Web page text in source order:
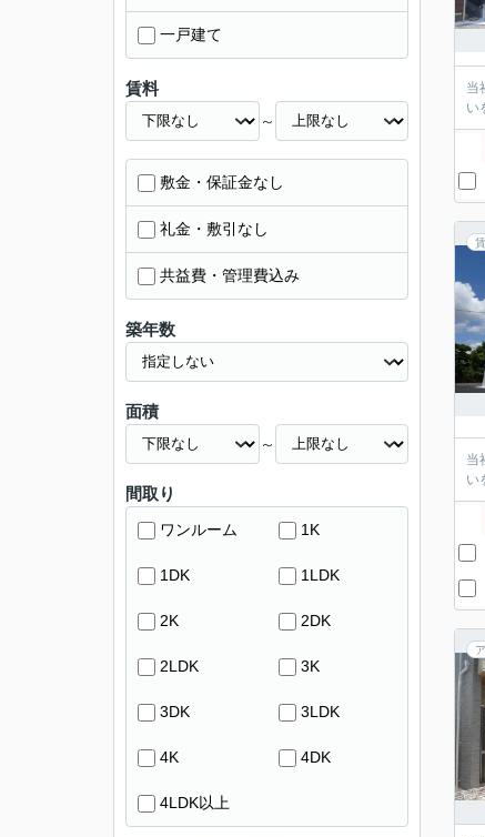
当
い
当
い
一戸建て
賃料
～
敷金・保証金なし
礼金・敷引なし
共益費・管理費込み
築年数
面積
～
間取り
ワンルーム 1K
1DK 1LDK
2K 2DK
2LDK 3K
3DK 3LDK
4K 4DK
4LDK以上